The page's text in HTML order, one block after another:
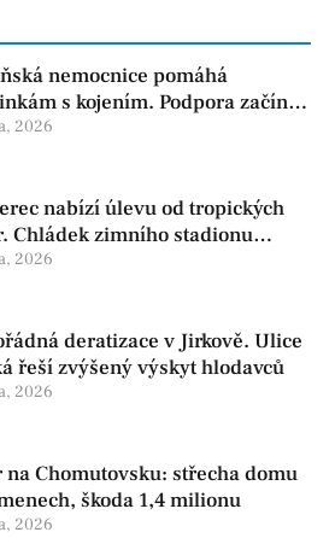
nemocnice pomáhá
s kojením. Podpora začíná
porodem
2026
nabízí úlevu od tropických
Chládek zimního stadionu
seniorům i nemocným
2026
deratizace v Jirkově. Ulice
řeší zvýšený výskyt hlodavců
2026
na Chomutovsku: střecha domu
škoda 1,4 milionu
2026